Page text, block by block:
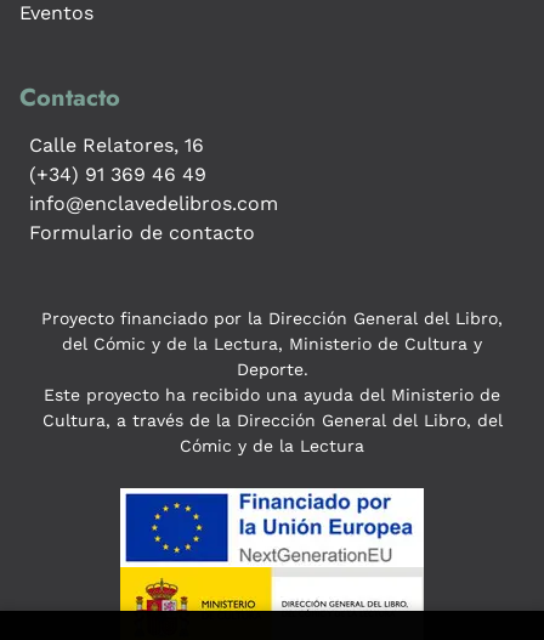
Eventos
Contacto
Calle Relatores, 16
(+34) 91 369 46 49
info@enclavedelibros.com
Formulario de contacto
Proyecto financiado por la Dirección General del Libro,
del Cómic y de la Lectura, Ministerio de Cultura y
Deporte.
Este proyecto ha recibido una ayuda del Ministerio de
Cultura, a través de la Dirección General del Libro, del
Cómic y de la Lectura